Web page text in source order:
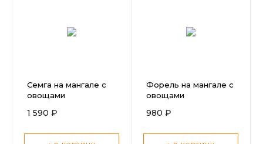
Семга на мангале с
овощами
1 590 ₽
Форель на мангале с
овощами
980 ₽